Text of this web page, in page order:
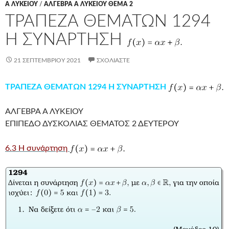
Α ΛΥΚΕΊΟΥ / ΑΛΓΕΒΡΑ Α ΛΥΚΕΙΟΥ ΘΕΜΑ 2
ΤΡΑΠΕΖΑ ΘΕΜΑΤΩΝ 1294
Η ΣΥΝΑΡΤΗΣΗ
21 ΣΕΠΤΕΜΒΡΊΟΥ 2021 ΣΧΟΛΙΆΣΤΕ
ΤΡΑΠΕΖΑ ΘΕΜΑΤΩΝ 1294 Η ΣΥΝΑΡΤΗΣΗ
ΑΛΓΕΒΡΑ Α ΛΥΚΕΙΟΥ
ΕΠΙΠΕΔΟ ΔΥΣΚΟΛΙΑΣ ΘΕΜΑΤΟΣ 2 ΔΕΥΤΕΡΟΥ
6.3 Η συνάρτηση